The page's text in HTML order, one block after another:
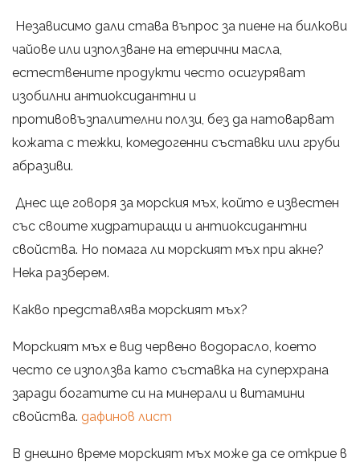
Независимо дали става въпрос за пиене на билкови
чайове или използване на етерични масла,
естествените продукти често осигуряват
изобилни антиоксидантни и
противовъзпалителни ползи, без да натоварват
кожата с тежки, комедогенни съставки или груби
абразиви.
Днес ще говоря за морския мъх, който е известен
със своите хидратиращи и антиоксидантни
свойства. Но помага ли морският мъх при акне?
Нека разберем.
Какво представлява морският мъх?
Морският мъх е вид червено водорасло, което
често се използва като съставка на суперхрана
заради богатите си на минерали и витамини
свойства. дафинов лист
В днешно време морският мъх може да се открие в